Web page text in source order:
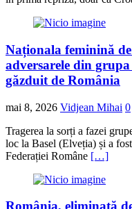
Naționala feminină
adversarele din
găzduit de România
mai 8, 2026 Vidjean Mihai 0
Tragerea la sorți a fazei
loc la Basel (Elveția) și a
Federației Române […]